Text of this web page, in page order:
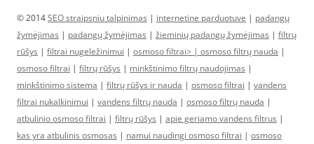
© 2014SEO straipsniu talpinimas | internetine parduotuve | padangų
žymėjimas | padangų žymėjimas | žieminių padangų žymėjimas | filtrų
rūšys | filtrai nugeležinimui | osmoso filtrai> | osmoso filtrų nauda |
osmoso filtrai | filtrų rūšys | minkštinimo filtrų naudojimas |
minkštinimo sistema | filtrų rūšys ir nauda | osmoso filtrai | vandens
filtrai nukalkinimui | vandens filtrų nauda | osmoso filtrų nauda |
atbulinio osmoso filtrai | filtrų rūšys | apie geriamo vandens filtrus |
kas yra atbulinis osmosas | namui naudingi osmoso filtrai | osmoso